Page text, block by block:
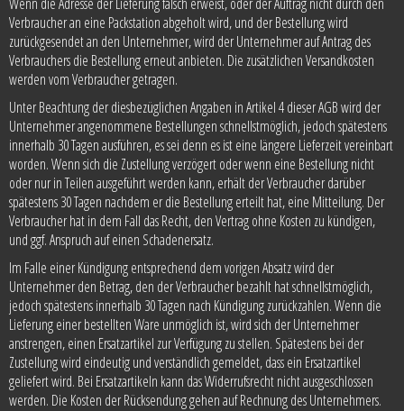
Verbraucher an eine Packstation abgeholt wird, und der Bestellung wird
zurückgesendet an den Unternehmer, wird der Unternehmer auf Antrag des
Verbrauchers die Bestellung erneut anbieten. Die zusätzlichen Versandkosten
werden vom Verbraucher getragen.
Unter Beachtung der diesbezüglichen Angaben in Artikel 4 dieser AGB wird der
Unternehmer angenommene Bestellungen schnellstmöglich, jedoch spätestens
innerhalb 30 Tagen ausführen, es sei denn es ist eine längere Lieferzeit vereinbart
worden. Wenn sich die Zustellung verzögert oder wenn eine Bestellung nicht
oder nur in Teilen ausgeführt werden kann, erhält der Verbraucher darüber
spätestens 30 Tagen nachdem er die Bestellung erteilt hat, eine Mitteilung. Der
Verbraucher hat in dem Fall das Recht, den Vertrag ohne Kosten zu kündigen,
und ggf. Anspruch auf einen Schadenersatz.
Im Falle einer Kündigung entsprechend dem vorigen Absatz wird der
Unternehmer den Betrag, den der Verbraucher bezahlt hat schnellstmöglich,
jedoch spätestens innerhalb 30 Tagen nach Kündigung zurückzahlen. Wenn die
Lieferung einer bestellten Ware unmöglich ist, wird sich der Unternehmer
anstrengen, einen Ersatzartikel zur Verfügung zu stellen. Spätestens bei der
Zustellung wird eindeutig und verständlich gemeldet, dass ein Ersatzartikel
geliefert wird. Bei Ersatzartikeln kann das Widerrufsrecht nicht ausgeschlossen
werden. Die Kosten der Rücksendung gehen auf Rechnung des Unternehmers.